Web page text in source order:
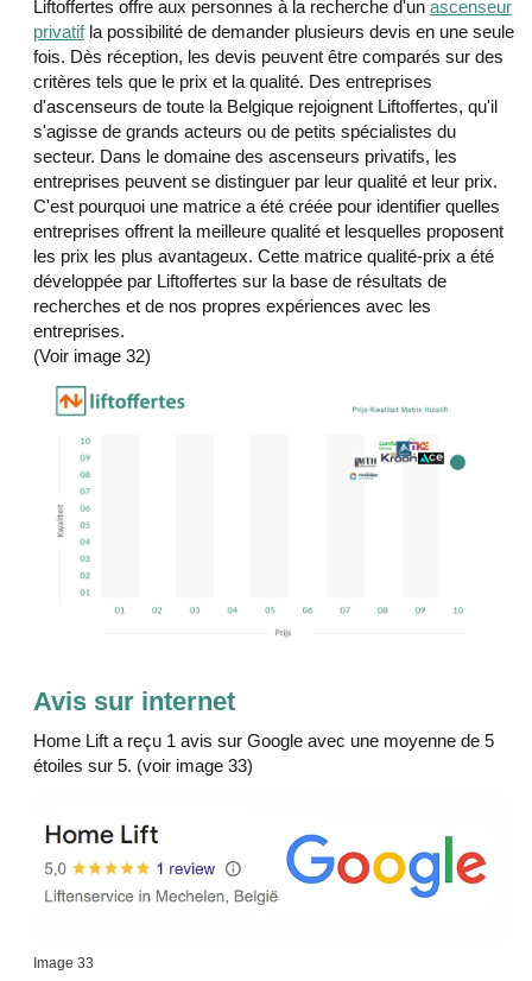
Liftoffertes offre aux personnes à la recherche d'un ascenseur
privatifla possibilité de demander plusieurs devis en une seule
fois. Dès réception, les devis peuvent être comparés sur des
critères tels que le prix et la qualité. Des entreprises
d'ascenseurs de toute la Belgique rejoignent Liftoffertes, qu'il
s'agisse de grands acteurs ou de petits spécialistes du
secteur. Dans le domaine des ascenseurs privatifs, les
entreprises peuvent se distinguer par leur qualité et leur prix.
C'est pourquoi une matrice a été créée pour identifier quelles
entreprises offrent la meilleure qualité et lesquelles proposent
les prix les plus avantageux. Cette matrice qualité-prix a été
développée par Liftoffertes sur la base de résultats de
recherches et de nos propres expériences avec les
entreprises.
(Voir image 32)
Avis sur internet
Home Lift a reçu 1 avis sur Google avec une moyenne de 5
étoiles sur 5. (voir image 33)
Image 33